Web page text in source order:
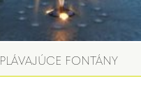
PLÁVAJÚCE FONTÁNY